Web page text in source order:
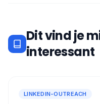
Dit vind je
interessant
LINKEDIN-OUTREACH